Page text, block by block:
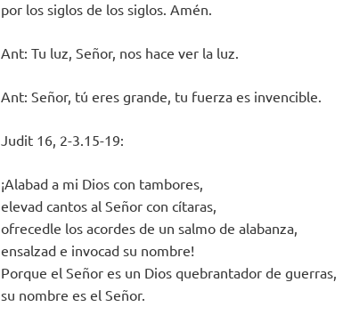
por los siglos de los siglos. Amén.
Ant: Tu luz, Señor, nos hace ver la luz.
Ant: Señor, tú eres grande, tu fuerza es invencible.
Judit 16, 2-3.15-19:
¡Alabad a mi Dios con tambores,
elevad cantos al Señor con cítaras,
ofrecedle los acordes de un salmo de alabanza,
ensalzad e invocad su nombre!
Porque el Señor es un Dios quebrantador de guerras,
su nombre es el Señor.